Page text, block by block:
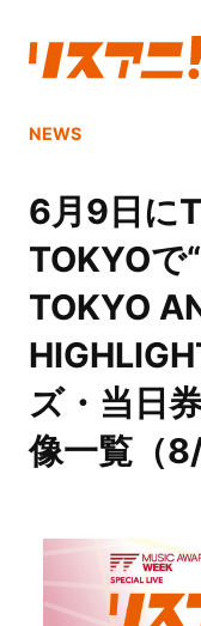
NEWS
6月9日に
TOKYOで
TOKYO
ズ・当日
像一覧（8/